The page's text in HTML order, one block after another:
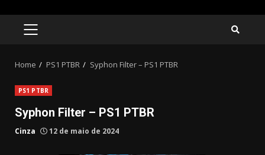
PRIMARY
Home PS1 PTBR Syphon Filter – PS1 PTBR
PS1 PTBR
Syphon Filter – PS1 PTBR
Cinza 12 de maio de 2024